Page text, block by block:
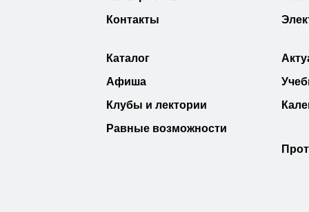
Контакты
Каталог
Афиша
Клубы и лектории
Равные возможности